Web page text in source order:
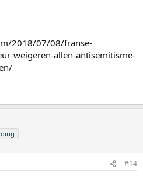
2018/07/08/franse-
weigeren-allen-antisemitisme-
#14